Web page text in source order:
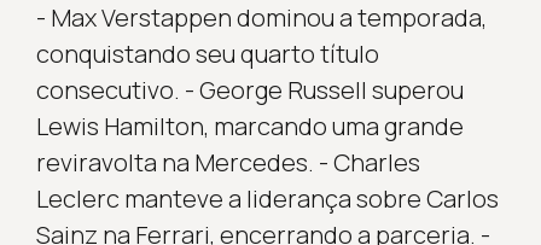
- Max Verstappen dominou a temporada,
conquistando seu quarto título
consecutivo. - George Russell superou
Lewis Hamilton, marcando uma grande
reviravolta na Mercedes. - Charles
Leclerc manteve a liderança sobre Carlos
Sainz na Ferrari, encerrando a parceria. -